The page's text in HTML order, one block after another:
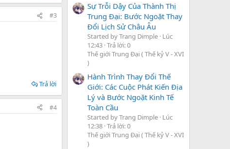
#3
Trả lời
#4
Sự Trỗi Dậy Của Thành Thị
Trung Đại: Bước Ngoặt Thay
Đổi Lịch Sử Châu Âu
Started by Trang Dimple Lúc
12:43 Trả lời: 0
Thế giới Trung Đại ( Thế kỷ V - XVI
)
Hành Trình Thay Đổi Thế
Giới: Các Cuộc Phát Kiến Địa
Lý và Bước Ngoặt Kinh Tế
Toàn Cầu
Started by Trang Dimple Lúc
12:38 Trả lời: 0
Thế giới Trung Đại ( Thế kỷ V - XVI
)